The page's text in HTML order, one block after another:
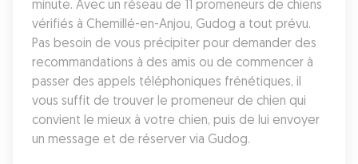
minute. Avec un réseau de 11 promeneurs de chiens
vérifiés à Chemillé-en-Anjou, Gudog a tout prévu.
Pas besoin de vous précipiter pour demander des
recommandations à des amis ou de commencer à
passer des appels téléphoniques frénétiques, il
vous suffit de trouver le promeneur de chien qui
convient le mieux à votre chien, puis de lui envoyer
un message et de réserver via Gudog.